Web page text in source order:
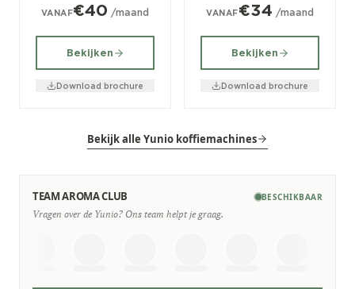
VANAF€40 /maand
Bekijken
Download brochure
VANAF€34 /maand
Bekijken
Download brochure
Bekijk alle Yunio koffiemachines
TEAM AROMA CLUB BESCHIKBAAR
Vragen over de Yunio? Ons team helpt je graag.